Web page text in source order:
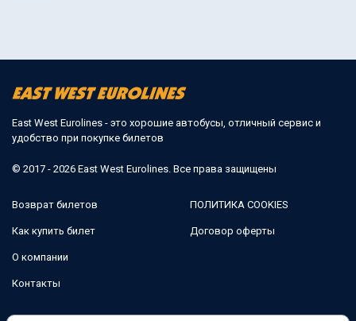
East West Eurolines - это хорошие автобусы, отличный сервис и
удобство при покупке билетов
© 2017 - 2026 East West Eurolines. Все права защищены
Возврат билетов
Как купить билет
О компании
Контакты
ПОЛИТИКА COOKIES
Договор оферты